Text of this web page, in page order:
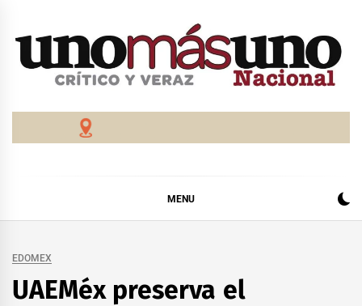
MENU
EDOMEX
UAEMéx preserva el